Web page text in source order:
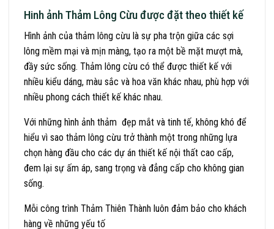
Hinh ảnh Thảm Lông Cừu được đặt theo thiết kế
Hình ảnh của thảm lông cừu là sự pha trộn giữa các sợi
lông mềm mại và mịn màng, tạo ra một bề mặt mượt mà,
đầy sức sống. Thảm lông cừu có thể được thiết kế với
nhiều kiểu dáng, màu sắc và hoa văn khác nhau, phù hợp với
nhiều phong cách thiết kế khác nhau.
Với những hình ảnh thảm đẹp mắt và tinh tế, không khó để
hiểu vì sao thảm lông cừu trở thành một trong những lựa
chọn hàng đầu cho các dự án thiết kế nội thất cao cấp,
đem lại sự ấm áp, sang trọng và đẳng cấp cho không gian
sống.
Mỗi công trình Thảm Thiên Thành luôn đảm bảo cho khách
hàng về những yếu tố